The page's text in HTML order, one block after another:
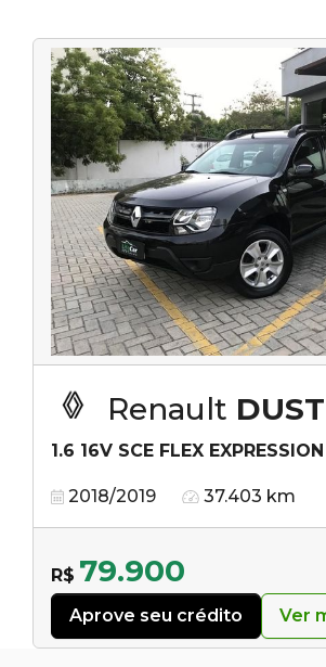
Renault
1.6 16V SCE FLEX
2018/2019 37.403 km
R$ 79.900
Aprove seu crédito Ver